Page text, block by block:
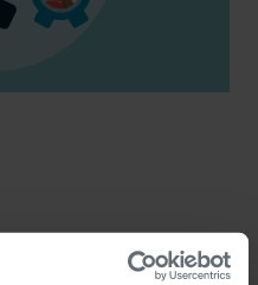
en afstemming